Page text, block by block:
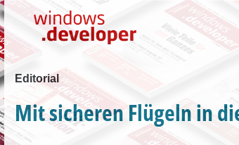
Editorial
Mit sicheren Flügeln in